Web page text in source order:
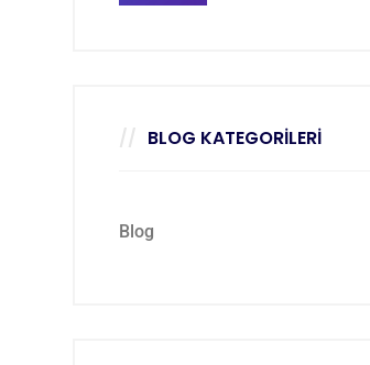
BLOG KATEGORILERI
Blog